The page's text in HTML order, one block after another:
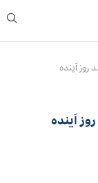
آينده
آينده